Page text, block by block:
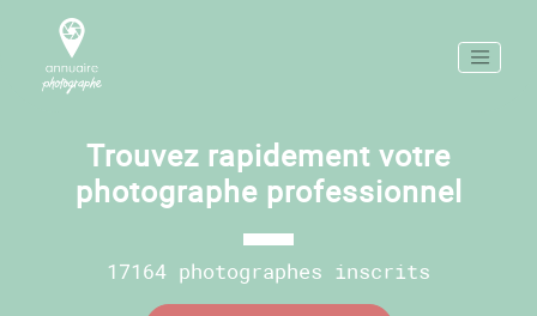
Trouvez rapidement votre
photographe professionnel
17164 photographes inscrits